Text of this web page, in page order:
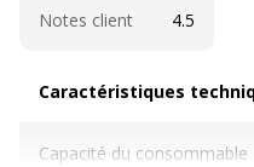
Notes client 4.5
Caractéristiques
Capacité du consommable